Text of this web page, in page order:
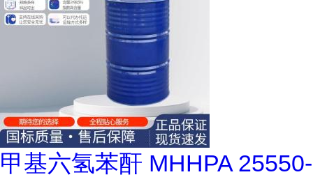
甲基六氢苯酐 MHHPA 25550-